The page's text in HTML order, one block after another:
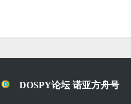
DOSPY论坛 诺亚方舟号